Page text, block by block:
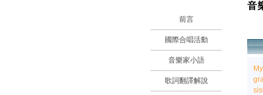
前言
國際合唱活動
音樂家小語
歌詞翻譯解說
音